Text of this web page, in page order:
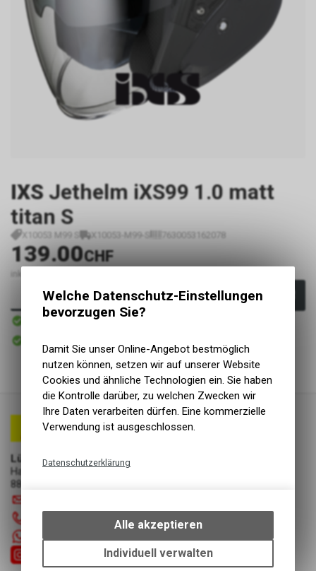
IXS Jethelm iXS99 1.0 matt
titan S
X10053 M99 S X10053-M99-S 7630053162078
139.00CHF
inkl. MwSt., zzgl.
In den Warenkorb
Sofort verfügbar
Abholung Lüscher Motor- & Bike World
Lüscher Motor- & Bike World
Hauptstrasse 29a
8867 Niederurnen
+41 55 6103131
Welche Datenschutz-Einstellungen
bevorzugen Sie?
Damit Sie unser Online-Angebot bestmöglich
nutzen können, setzen wir auf unserer Website
Cookies und ähnliche Technologien ein. Sie haben
die Kontrolle darüber, zu welchen Zwecken wir
Ihre Daten verarbeiten dürfen. Eine kommerzielle
Verwendung ist ausgeschlossen.
Datenschutzerklärung
bestimmte Interaktionen und
Einstellungen auf Ihrem Gerät,
um die grundlegenden
Funktionen unseres Online-
Alle akzeptieren
Individuell verwalten